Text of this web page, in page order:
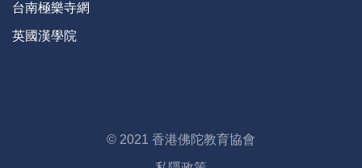
台南極樂寺網
英國漢學院
© 2021 香港佛陀教育協會